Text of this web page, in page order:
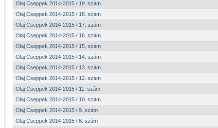
Olaj Cseppek 2014-2015 / 19. szám
Olaj Cseppek 2014-2015 / 18. szám
Olaj Cseppek 2014-2015 / 17. szám
Olaj Cseppek 2014-2015 / 16. szám
Olaj Cseppek 2014-2015 / 15. szám
Olaj Cseppek 2014-2015 / 14. szám
Olaj Cseppek 2014-2015 / 13. szám
Olaj Cseppek 2014-2015 / 12. szám
Olaj Cseppek 2014-2015 / 11. szám
Olaj Cseppek 2014-2015 / 10. szám
Olaj Cseppek 2014-2015 / 9. szám
Olaj Cseppek 2014-2015 / 8. szám